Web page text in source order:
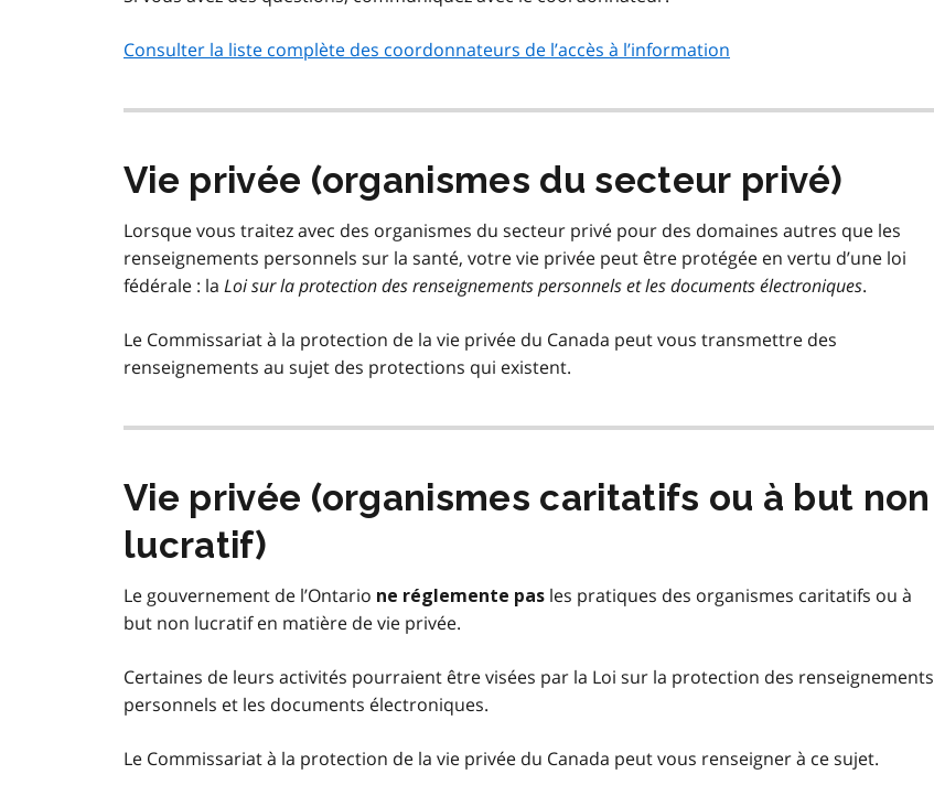
Consulter la liste complète des coordonnateurs de l’accès à l’information
Vie privée (organismes du secteur privé)
Lorsque vous traitez avec des organismes du secteur privé pour des domaines autres que les
renseignements personnels sur la santé, votre vie privée peut être protégée en vertu d’une loi
fédérale : la Loi sur la protection des renseignements personnels et les documents électroniques.
Le Commissariat à la protection de la vie privée du Canada peut vous transmettre des
renseignements au sujet des protections qui existent.
Vie privée (organismes caritatifs ou à but non
lucratif)
Le gouvernement de l’Ontario ne réglemente pas les pratiques des organismes caritatifs ou à
but non lucratif en matière de vie privée.
Certaines de leurs activités pourraient être visées par la Loi sur la protection des renseignements
personnels et les documents électroniques.
Le Commissariat à la protection de la vie privée du Canada peut vous renseigner à ce sujet.